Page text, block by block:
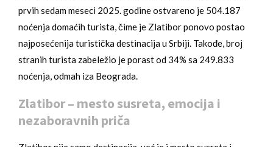
prvih sedam meseci 2025. godine ostvareno je 504.187
noćenja domaćih turista, čime je Zlatibor ponovo postao
najposećenija turistička destinacija u Srbiji. Takođe, broj
stranih turista zabeležio je porast od 34% sa 249.833
noćenja, odmah iza Beograda.
Zlatibor – mesto susreta, emocija i
nezaboravnih priča